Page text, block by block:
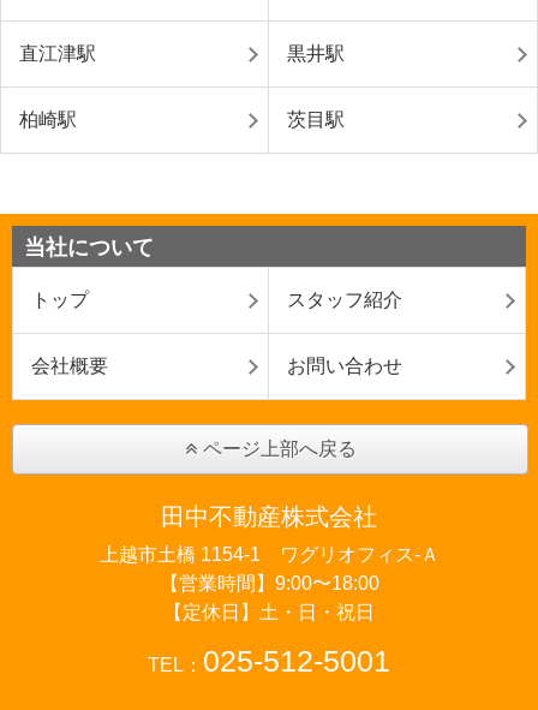
直江津駅 黒井駅
柏崎駅 茨目駅
当社について
トップ スタッフ紹介
会社概要 お問い合わせ
ページ上部へ戻る
田中不動産株式会社
上越市土橋 1154-1 ワグリオフィス‐Ａ
【営業時間】9:00〜18:00
【定休日】土・日・祝日
TEL： 025-512-5001